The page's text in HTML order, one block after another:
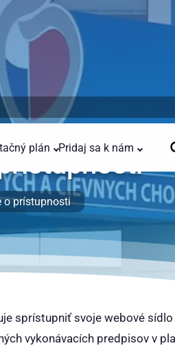
plán Pridaj sa k nám
o prístupnosti
sprístupniť svoje webové sídlo
vykonávacích predpisov v